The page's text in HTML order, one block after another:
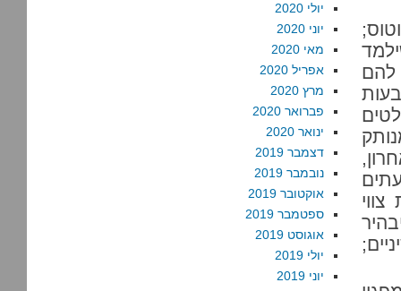
להם
יולי 2020
יוני 2020
מאי 2020
אפריל 2020
מרץ 2020
פברואר 2020
ינואר 2020
דצמבר 2019
נובמבר 2019
אוקטובר 2019
ספטמבר 2019
אוגוסט 2019
יולי 2019
יוני 2019